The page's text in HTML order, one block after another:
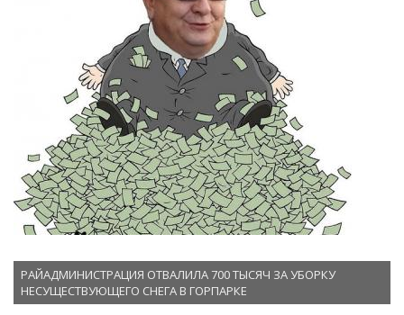
РАЙАДМИНИСТРАЦИЯ ОТВАЛИЛА 700 ТЫСЯЧ ЗА УБОРКУ
НЕСУЩЕСТВУЮЩЕГО СНЕГА В ГОРПАРКЕ